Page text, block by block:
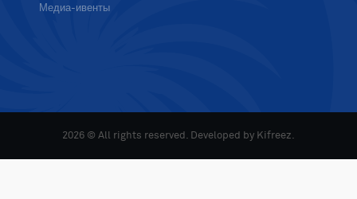
Медиа-ивенты
2026 © All rights reserved. Developed by Kifreez.